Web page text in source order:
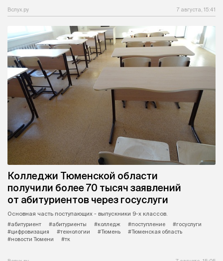
Вслух.ру 7 августа, 15:41
Колледжи Тюменской области
получили более 70 тысяч заявлений
от абитуриентов через госуслуги
Основная часть поступающих - выпускники 9-х классов.
#абитуриент
#абитуриенты #колледж #поступление
#госуслуги
#цифровизация
#технологии #Тюмень
#Тюменская область
#новости Тюмени
#тк